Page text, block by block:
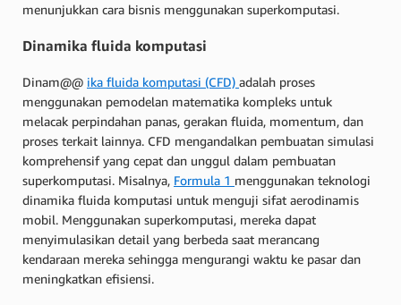
menunjukkan cara bisnis menggunakan superkomputasi.
Dinamika fluida komputasi
Dinam@@ ika fluida komputasi (CFD) adalah proses
menggunakan pemodelan matematika kompleks untuk
melacak perpindahan panas, gerakan fluida, momentum, dan
proses terkait lainnya. CFD mengandalkan pembuatan simulasi
komprehensif yang cepat dan unggul dalam pembuatan
superkomputasi. Misalnya, Formula 1 menggunakan teknologi
dinamika fluida komputasi untuk menguji sifat aerodinamis
mobil. Menggunakan superkomputasi, mereka dapat
menyimulasikan detail yang berbeda saat merancang
kendaraan mereka sehingga mengurangi waktu ke pasar dan
meningkatkan efisiensi.